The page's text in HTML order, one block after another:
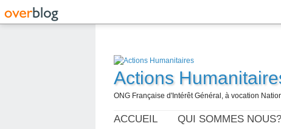
Actions
ONG Française d'Intérêt Général, à vocation
ACCUEIL QUI SOMMES NOUS?